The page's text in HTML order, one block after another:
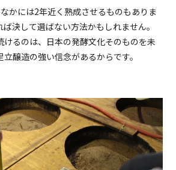
かには2年近く熟成させるものもありま
決して選ばない方法かもしれません。
けるのは、日本の発酵文化そのものを未
醸造の強い信念があるからです。